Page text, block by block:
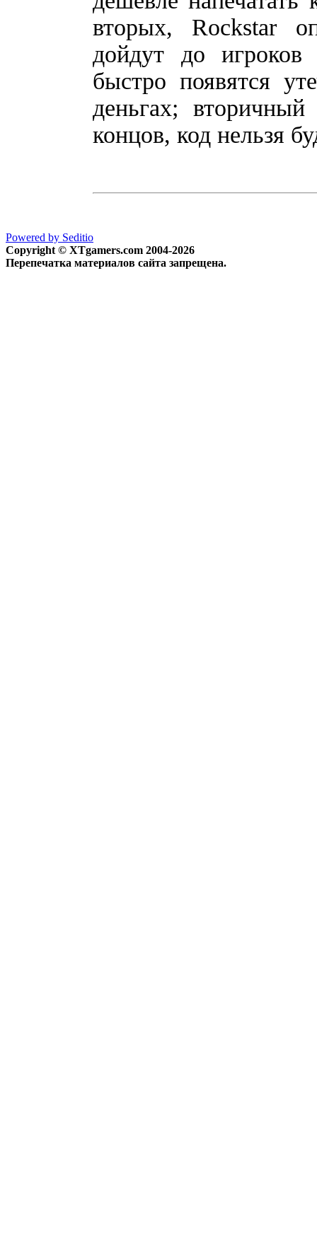
вторых, Rockstar
дойдут до
быстро появятся
деньгах;
концов, код нельзя
Powered by Seditio
Copyright © XTgamers.com 2004-2026
Перепечатка материалов сайта запрещена.